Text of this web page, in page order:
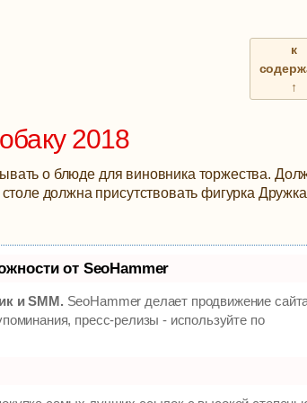
к
↑
2018
о блюде для виновника торжества.
должна присутствовать фигурка
от SeoHammer
и SMM. SeoHammer делает продвижение
пресс-релизы - используйте по